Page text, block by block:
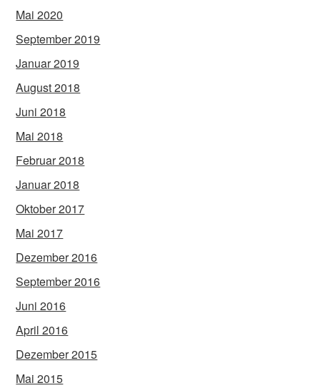
Mai 2020
September 2019
Januar 2019
August 2018
Juni 2018
Mai 2018
Februar 2018
Januar 2018
Oktober 2017
Mai 2017
Dezember 2016
September 2016
Juni 2016
April 2016
Dezember 2015
Mai 2015